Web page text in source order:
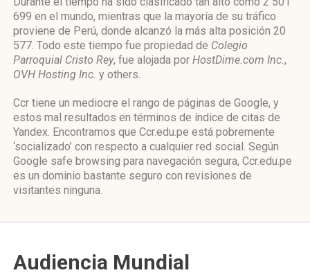
699 en el mundo, mientras que la mayoría de su tráfico
proviene de Perú, donde alcanzó la más alta posición 20
577. Todo este tiempo fue propiedad de Colegio
Parroquial Cristo Rey, fue alojada por HostDime.com Inc.,
OVH Hosting Inc. y others.
Ccr tiene un mediocre el rango de páginas de Google, y
estos mal resultados en términos de índice de citas de
Yandex. Encontramos que Ccr.edu.pe está pobremente
‘socializado’ con respecto a cualquier red social. Según
Google safe browsing para navegación segura, Ccr.edu.pe
es un dominio bastante seguro con revisiones de
visitantes ninguna.
Audiencia Mundial